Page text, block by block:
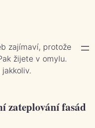
zajímaví, protože
žijete v omylu.
zateplování fasád